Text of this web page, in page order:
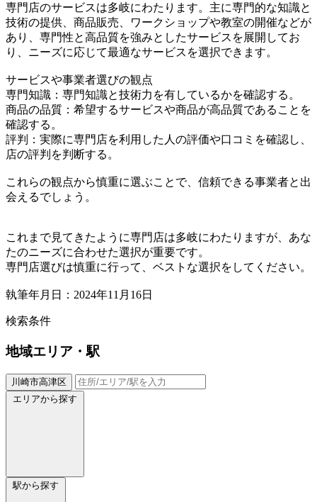
専門店のサービスは多岐にわたります。主に専門的な知識と
技術の提供、商品販売、ワークショップや教室の開催などが
あり、専門性と高品質を強みとしたサービスを展開してお
り、ニーズに応じて最適なサービスを選択できます。
サービスや事業者選びの観点
専門知識：専門知識と技術力を有しているかを確認する。
商品の品質：希望するサービスや商品が高品質であることを
確認する。
評判：実際に専門店を利用した人の評価や口コミを確認し、
店の評判を判断する。
これらの観点から慎重に選ぶことで、信頼できる事業者と出
会えるでしょう。
これまで見てきたように専門店は多岐にわたりますが、あな
たのニーズに合わせた選択が重要です。
専門店選びは慎重に行って、ベストな選択をしてください。
執筆年月日：2024年11月16日
検索条件
地域エリア・駅
川崎市高津区
エリアから探す
駅から探す